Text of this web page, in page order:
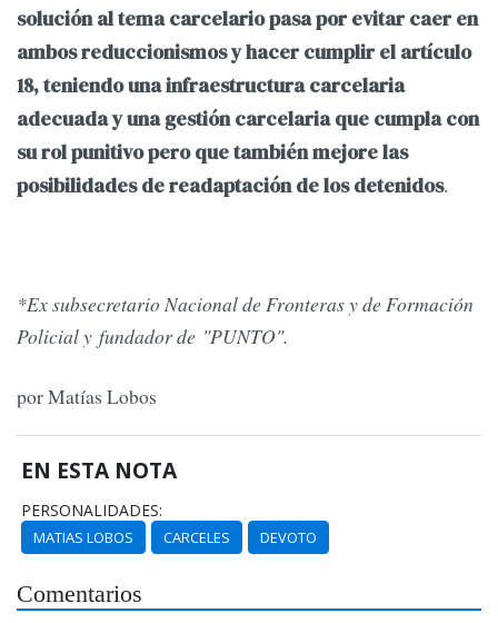
solución al tema carcelario pasa por evitar caer en
ambos reduccionismos y hacer cumplir el artículo
18, teniendo una infraestructura carcelaria
adecuada y una gestión carcelaria que cumpla con
su rol punitivo pero que también mejore las
posibilidades de readaptación de los detenidos.
*Ex subsecretario Nacional de Fronteras y de Formación
Policial y fundador de "PUNTO".
por Matías Lobos
EN ESTA NOTA
PERSONALIDADES:
MATIAS LOBOS CARCELES DEVOTO
Comentarios